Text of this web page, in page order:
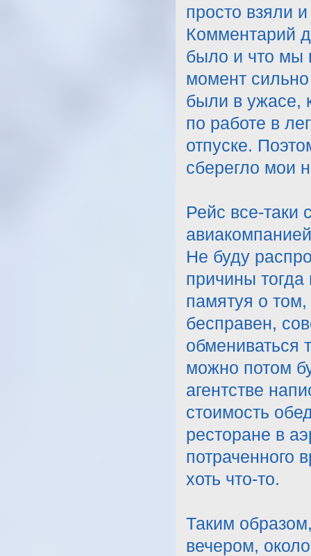
просто взяли
Комментарий
было и что мы
момент
были в ужасе,
по работе в
отпуске.
сберегло мои
Рейс все-таки
Не буду
причины
памятуя о
бесправен,
обмениваться
можно потом
агентстве
стоимость
ресторане в
потраченного
хоть что-то.
Таким
вечером,